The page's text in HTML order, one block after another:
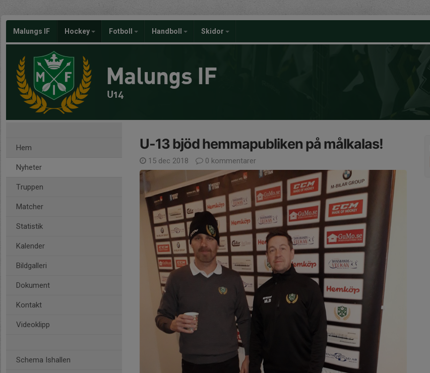
Malungs IF Hockey Fotboll Handboll Skidor
Malungs IF
U14
Hem
Nyheter
Truppen
Matcher
Statistik
Kalender
Bildgalleri
Dokument
Kontakt
Videoklipp
Schema Ishallen
U-13 bjöd hemmapubliken på målkalas!
15 dec 2018 0 kommentarer